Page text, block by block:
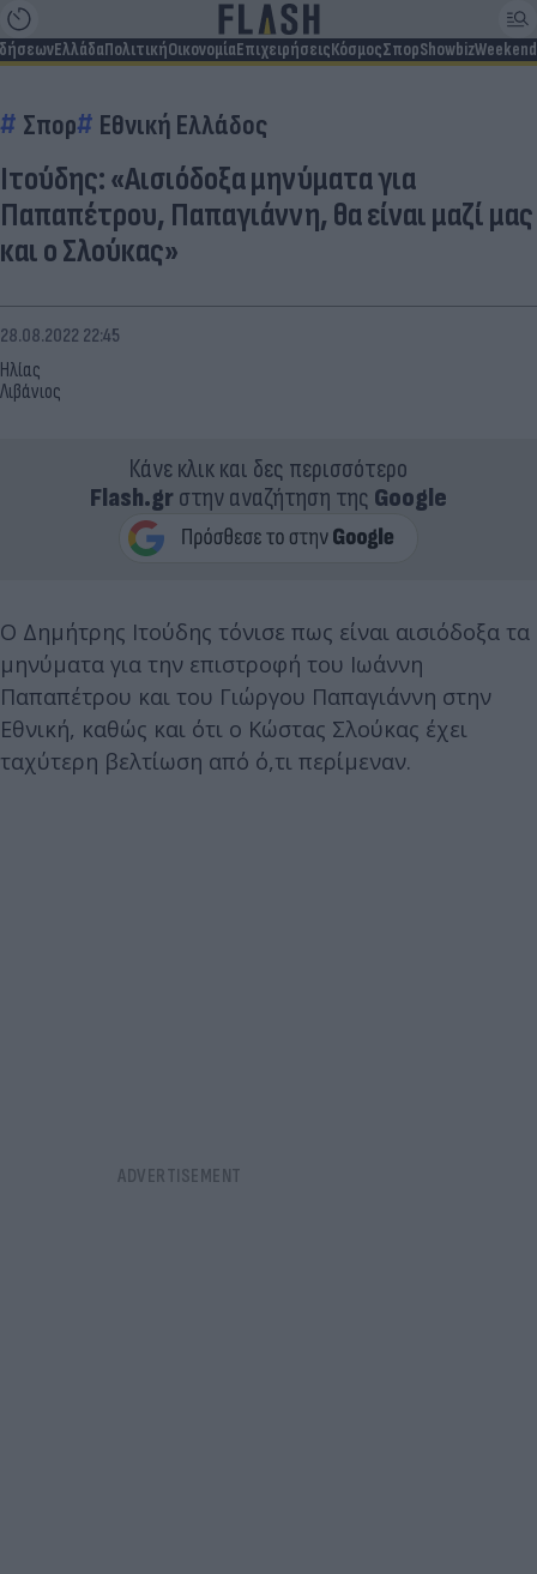
ΕλλάδαΠολιτικήΟικονομίαΕπιχειρήσειςΚόσμοςΣπορShowbizWeekend
Σπορ Εθνική Ελλάδος
Ιτούδης: «Αισιόδοξα μηνύματα για
Παπαπέτρου, Παπαγιάννη, θα είναι μαζί μας
και ο Σλούκας»
Ηλίας
Λιβάνιος
28.08.2022 22:45
Κάνε κλικ και δες περισσότερο
Flash.grστην αναζήτηση της Google
Ο Δημήτρης Ιτούδης τόνισε πως είναι αισιόδοξα τα
μηνύματα για την επιστροφή του Ιωάννη
Παπαπέτρου και του Γιώργου Παπαγιάννη στην
Εθνική, καθώς και ότι ο Κώστας Σλούκας έχει
ταχύτερη βελτίωση από ό,τι περίμεναν.